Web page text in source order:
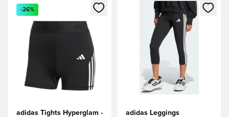
Öppnar en Modal för att logga in eller registrera dig som
-26%
adidas Tights Hyperglam -
Öppnar en Modal för att
adidas Leggings